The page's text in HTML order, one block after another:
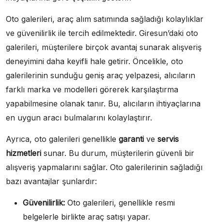
Oto galerileri, araç alım satımında sağladığı kolaylıklar
ve güvenilirlik ile tercih edilmektedir. Giresun’daki oto
galerileri, müşterilere birçok avantaj sunarak alışveriş
deneyimini daha keyifli hale getirir. Öncelikle, oto
galerilerinin sunduğu geniş araç yelpazesi, alıcıların
farklı marka ve modelleri görerek karşılaştırma
yapabilmesine olanak tanır. Bu, alıcıların ihtiyaçlarına
en uygun aracı bulmalarını kolaylaştırır.
Ayrıca, oto galerileri genellikle garanti ve servis
hizmetleri sunar. Bu durum, müşterilerin güvenli bir
alışveriş yapmalarını sağlar. Oto galerilerinin sağladığı
bazı avantajlar şunlardır:
Güvenilirlik: Oto galerileri, genellikle resmi
belgelerle birlikte araç satışı yapar.